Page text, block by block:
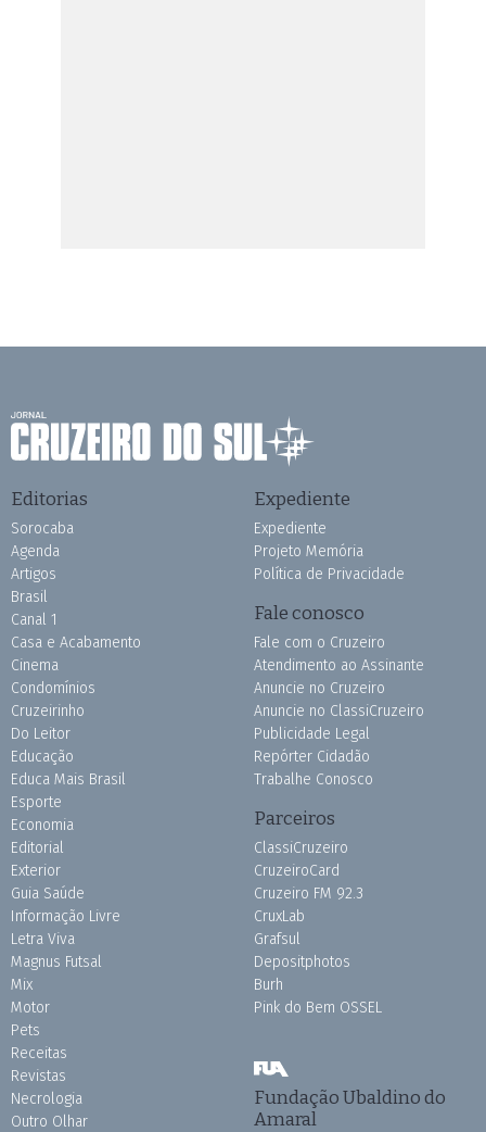
Editorias
Sorocaba
Agenda
Artigos
Brasil
Canal 1
Casa e Acabamento
Cinema
Condomínios
Cruzeirinho
Do Leitor
Educação
Educa Mais Brasil
Esporte
Economia
Editorial
Exterior
Guia Saúde
Informação Livre
Letra Viva
Magnus Futsal
Mix
Motor
Pets
Receitas
Revistas
Necrologia
Outro Olhar
Expediente
Expediente
Projeto Memória
Política de Privacidade
Fale conosco
Fale com o Cruzeiro
Atendimento ao Assinante
Anuncie no Cruzeiro
Anuncie no ClassiCruzeiro
Publicidade Legal
Repórter Cidadão
Trabalhe Conosco
Parceiros
ClassiCruzeiro
CruzeiroCard
Cruzeiro FM 92.3
CruxLab
Grafsul
Depositphotos
Burh
Pink do Bem OSSEL
Fundação Ubaldino do
Amaral